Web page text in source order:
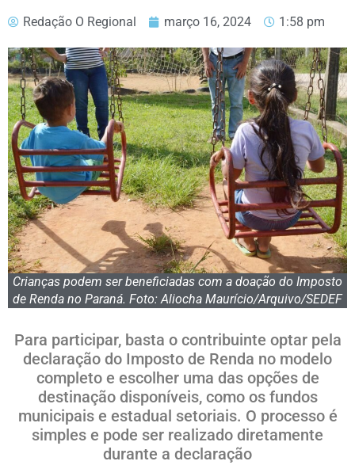
Redação O Regional março 16, 2024 1:58 pm
Crianças podem ser beneficiadas com a doação do Imposto
de Renda no Paraná. Foto: Aliocha Maurício/Arquivo/SEDEF
Para participar, basta o contribuinte optar pela
declaração do Imposto de Renda no modelo
completo e escolher uma das opções de
destinação disponíveis, como os fundos
municipais e estadual setoriais. O processo é
simples e pode ser realizado diretamente
durante a declaração